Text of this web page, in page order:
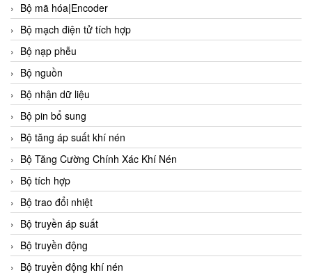
Bộ mã hóa|Encoder
Bộ mạch điện tử tích hợp
Bộ nạp phễu
Bộ nguồn
Bộ nhận dữ liệu
Bộ pin bổ sung
Bộ tăng áp suất khí nén
Bộ Tăng Cường Chính Xác Khí Nén
Bộ tích hợp
Bộ trao đổi nhiệt
Bộ truyền áp suất
Bộ truyền động
Bộ truyền động khí nén